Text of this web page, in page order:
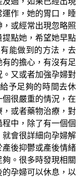
作，她的胃口，睡
或經常出現忽略照
點她，希望她早點
能做到的方法，去
的擔心，有沒有足
又或者加強孕婦對
予足夠的時間去休
很嚴重的情況，在
或者藥物治療，對
中，除了有一個個
會很詳細向孕婦解
後抑鬱或產後情緒
。很多時發現相關
孕婦可以休息，以